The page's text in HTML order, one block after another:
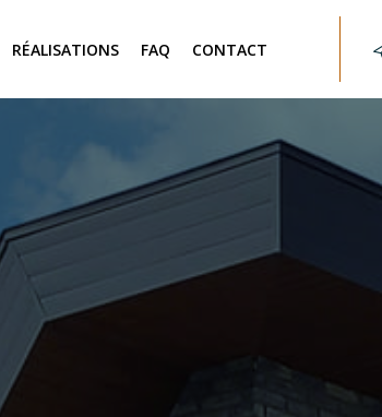
RÉALISATIONS FAQ CONTACT